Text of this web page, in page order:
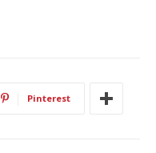
Pinterest